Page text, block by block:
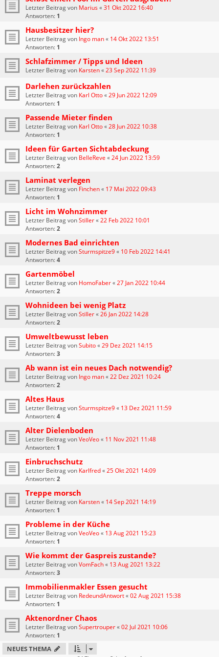
Letzter Beitrag von Marius«31 Okt 2022 16:40
Antworten: 1
Hausbesitzer hier?
Letzter Beitrag von Ingo man« 14 Okt 2022 13:51
Antworten: 1
Schlafzimmer / Tipps und Ideen
Letzter Beitrag von Karsten«23 Sep 2022 11:39
Darlehen zurückzahlen
Letzter Beitrag von Karl Otto«29 Jun 2022 12:09
Antworten: 1
Passende Mieter finden
Letzter Beitrag von Karl Otto«28 Jun 2022 10:38
Antworten: 1
Ideen für Garten Sichtabdeckung
Letzter Beitrag von BelleReve «24 Jun 2022 13:59
Antworten:2
Laminat verlegen
Letzter Beitrag von Finchen« 17 Mai 2022 09:43
Antworten: 1
Licht im Wohnzimmer
Letzter Beitrag vonStiller«22 Feb 2022 10:01
Antworten:2
Modernes Bad einrichten
Letzter Beitrag vonSturmspitze9« 10 Feb 2022 14:41
Antworten:4
Gartenmöbel
Letzter Beitrag von HomoFaber«27 Jan 2022 10:44
Antworten:2
Wohnideen bei wenig Platz
Letzter Beitrag vonStiller«26 Jan 2022 14:28
Antworten:2
Umweltbewusst leben
Letzter Beitrag vonSubito«29 Dez 2021 14:15
Antworten:3
Ab wann ist ein neues Dach notwendig?
Letzter Beitrag von Ingo man«22 Dez 2021 10:24
Antworten:2
Altes Haus
Letzter Beitrag vonSturmspitze9« 13 Dez 2021 11:59
Antworten:4
Alter Dielenboden
Letzter Beitrag vonVeoVeo« 11 Nov 2021 11:48
Antworten: 1
Einbruchschutz
Letzter Beitrag von Karlfred«25 Okt 2021 14:09
Antworten:2
Treppe morsch
Letzter Beitrag von Karsten« 14 Sep 2021 14:19
Antworten: 1
Probleme in der Küche
Letzter Beitrag vonVeoVeo« 13 Aug 2021 15:23
Antworten: 1
Wie kommt der Gaspreis zustande?
Letzter Beitrag vonVomFach« 13 Aug 2021 13:22
Antworten:3
Immobilienmakler Essen gesucht
Letzter Beitrag von RedeundAntwort«02 Aug 2021 15:38
Antworten: 1
Aktenordner Chaos
Letzter Beitrag vonSupertrouper«02 Jul 2021 10:06
Antworten: 1
NEUES THEMA